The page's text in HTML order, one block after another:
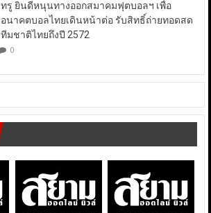
ทรู ยินดีหนุนทางออกสมาคมฟุตบอลฯ เพื่อ
อนาคตบอลไทยเดินหน้าต่อ รับสิทธิ์ถ่ายทอดสด
ทีมชาติไทยถึงปี 2572
0